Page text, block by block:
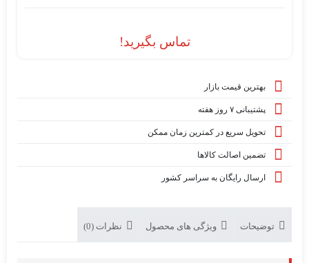
تماس بگیرید!
بهترین قیمت بازار
پشتیبانی ۷ روز هفته
تحویل سریع در کمترین زمان ممکن
تضمین اصالت کالاها
ارسال رایگان به سراسر کشور
توضیحات ویژگی های محصول نظرات (0)